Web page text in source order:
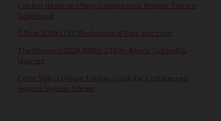
Control Resonant Keys Compressed Repack Torrent
Download
Office 2019 LTSC Professional Plus .tо𝚛𝚛еnt
The Uprising 2026 BRRip 2160𝚙 Atmos GalaxyRG
Magnet
Code Vein II Deluxe Edition Crack Fix Compressed
Repack Bypass Steam